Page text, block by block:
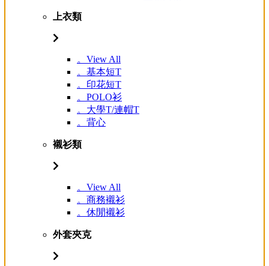
上衣類
。View All
。基本短T
。印花短T
。POLO衫
。大學T/連帽T
。背心
襯衫類
。View All
。商務襯衫
。休閒襯衫
外套夾克